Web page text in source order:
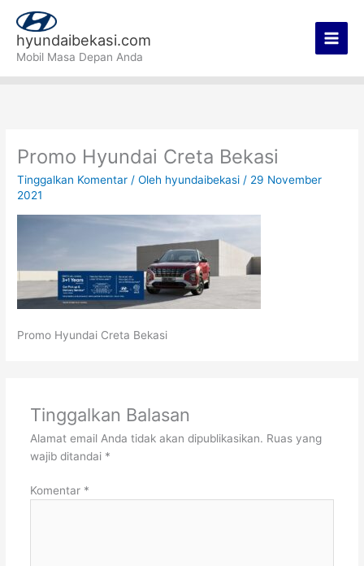
kontenhyundaibekasi.com
Mobil Masa Depan Anda
Promo Hyundai Creta Bekasi
Tinggalkan Komentar / Oleh hyundaibekasi / 29 November
2021
Promo Hyundai Creta Bekasi
Tinggalkan Balasan
Alamat email Anda tidak akan dipublikasikan. Ruas yang
wajib ditandai *
Komentar *